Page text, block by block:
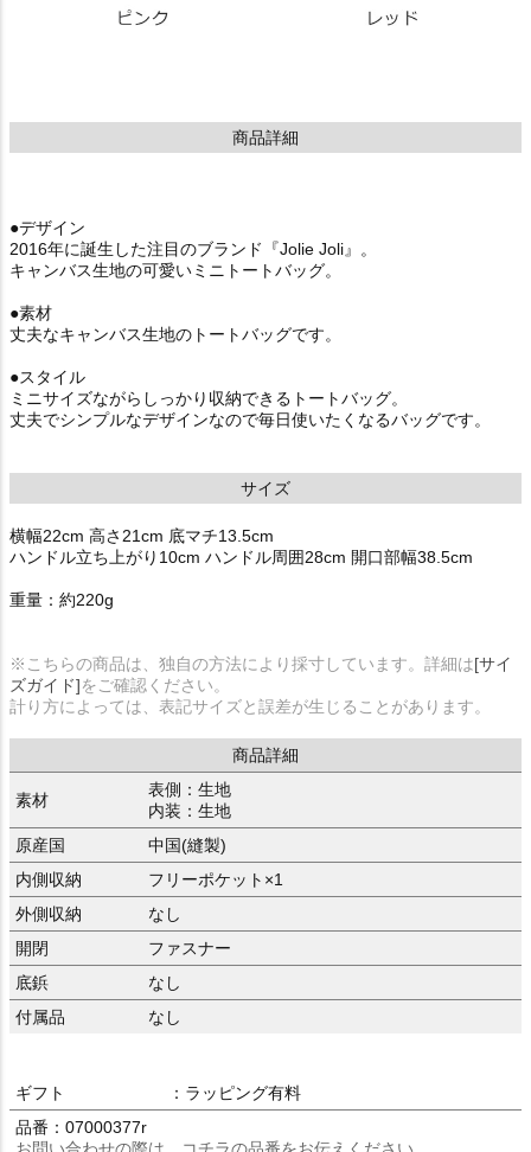
商品詳細
●デザイン
2016年に誕生した注目のブランド『Jolie Joli』。
キャンバス生地の可愛いミニトートバッグ。
●素材
丈夫なキャンバス生地のトートバッグです。
●スタイル
ミニサイズながらしっかり収納できるトートバッグ。
丈夫でシンプルなデザインなので毎日使いたくなるバッグです。
サイズ
横幅22cm 高さ21cm 底マチ13.5cm
ハンドル立ち上がり10cm ハンドル周囲28cm 開口部幅38.5cm
重量：約220g
※こちらの商品は、独自の方法により採寸しています。詳細は[サイ
ズガイド]をご確認ください。
計り方によっては、表記サイズと誤差が生じることがあります。
商品詳細
素材
表側：生地
内装：生地
原産国
中国(縫製)
内側収納
フリーポケット×1
外側収納
なし
開閉
ファスナー
底鋲
なし
付属品
なし
ギフト
：ラッピング有料
品番：07000377r